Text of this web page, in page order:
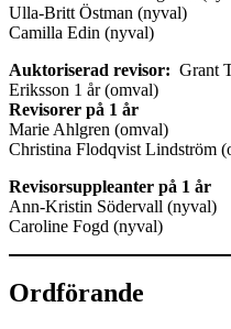
Ulla-Britt Östman (nyval)
Camilla Edin (nyval)
Auktoriserad revisor: Grant
Eriksson 1 år (omval)
Revisorer på 1 år
Marie Ahlgren (omval)
Christina Flodqvist Lindström
Revisorsuppleanter på 1 år
Ann-Kristin Södervall (nyval)
Caroline Fogd (nyval)
Ordförande